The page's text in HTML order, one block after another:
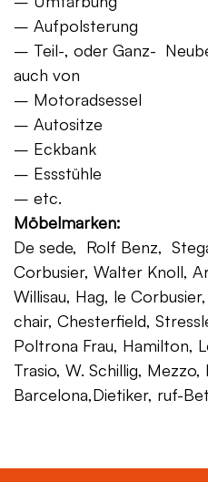
– Aufpolsterung
– Teil-, oder Ganz-
auch von
– Motoradsessel
– Autositze
– Eckbank
– Essstühle
– etc.
Möbelmarken:
De sede, Rolf Benz,
Corbusier, Walter Knoll,
Willisau, Hag, le
chair, Chesterfield,
Poltrona Frau, Hamilton,
Trasio, W. Schillig,
Barcelona,Dietiker, ruf-